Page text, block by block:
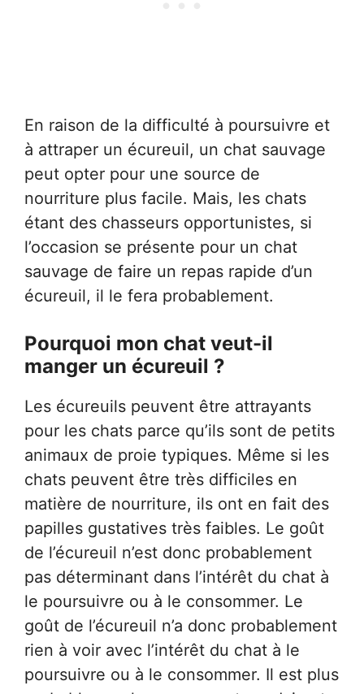
En raison de la difficulté à poursuivre et
à attraper un écureuil, un chat sauvage
peut opter pour une source de
nourriture plus facile. Mais, les chats
étant des chasseurs opportunistes, si
l’occasion se présente pour un chat
sauvage de faire un repas rapide d’un
écureuil, il le fera probablement.
Pourquoi mon chat veut-il
manger un écureuil ?
Les écureuils peuvent être attrayants
pour les chats parce qu’ils sont de petits
animaux de proie typiques. Même si les
chats peuvent être très difficiles en
matière de nourriture, ils ont en fait des
papilles gustatives très faibles. Le goût
de l’écureuil n’est donc probablement
pas déterminant dans l’intérêt du chat à
le poursuivre ou à le consommer. Le
goût de l’écureuil n’a donc probablement
rien à voir avec l’intérêt du chat à le
poursuivre ou à le consommer. Il est plus